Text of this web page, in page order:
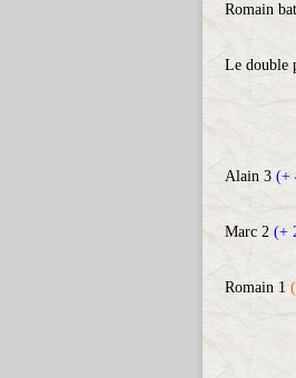
Romain
Le double
Alain 3 (+
Marc 2 (+
Romain 1